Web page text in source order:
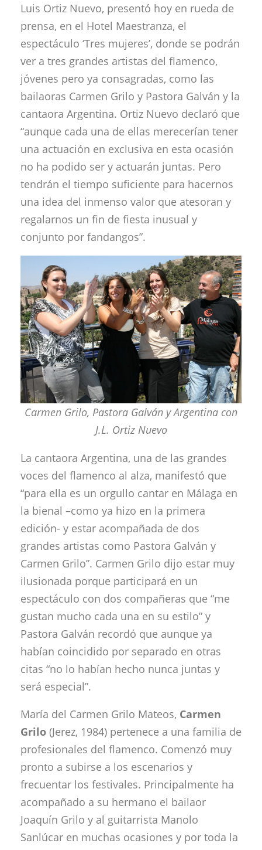
Luis Ortiz Nuevo, presentó hoy en rueda de
prensa, en el Hotel Maestranza, el
espectáculo ‘Tres mujeres’, donde se podrán
ver a tres grandes artistas del flamenco,
jóvenes pero ya consagradas, como las
bailaoras Carmen Grilo y Pastora Galván y la
cantaora Argentina. Ortiz Nuevo declaró que
“aunque cada una de ellas merecerían tener
una actuación en exclusiva en esta ocasión
no ha podido ser y actuarán juntas. Pero
tendrán el tiempo suficiente para hacernos
una idea del inmenso valor que atesoran y
regalarnos un fin de fiesta inusual y
conjunto por fandangos”.
Carmen Grilo, Pastora Galván y Argentina con
J.L. Ortiz Nuevo
La cantaora Argentina, una de las grandes
voces del flamenco al alza, manifestó que
“para ella es un orgullo cantar en Málaga en
la bienal –como ya hizo en la primera
edición- y estar acompañada de dos
grandes artistas como Pastora Galván y
Carmen Grilo”. Carmen Grilo dijo estar muy
ilusionada porque participará en un
espectáculo con dos compañeras que “me
gustan mucho cada una en su estilo” y
Pastora Galván recordó que aunque ya
habían coincidido por separado en otras
citas “no lo habían hecho nunca juntas y
será especial”.
María del Carmen Grilo Mateos, Carmen
Grilo (Jerez, 1984) pertenece a una familia de
profesionales del flamenco. Comenzó muy
pronto a subirse a los escenarios y
frecuentar los festivales. Principalmente ha
acompañado a su hermano el bailaor
Joaquín Grilo y al guitarrista Manolo
Sanlúcar en muchas ocasiones y por toda la